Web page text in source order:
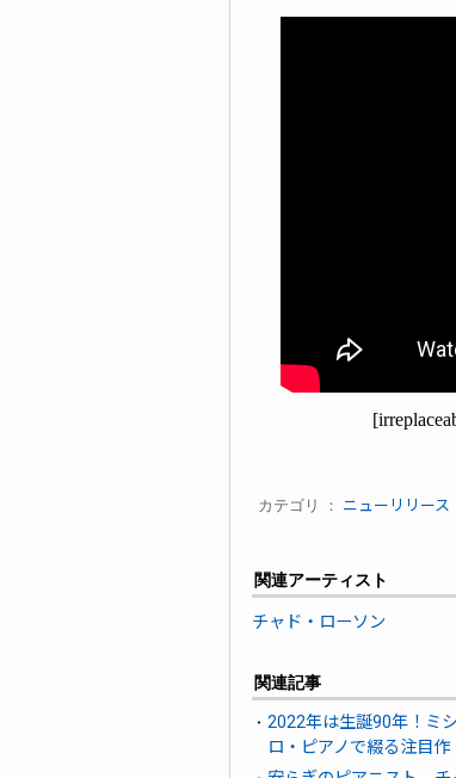
カテゴリ ： ニューリリース
関連アーティスト
チャド・ローソン
関連記事
2022年は生誕90年！ミ
ロ・ピアノで綴る注目作